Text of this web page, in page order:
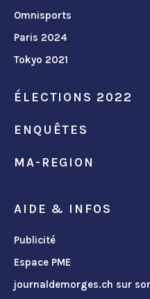
Omnisports
Paris 2024
Tokyo 2021
ÉLECTIONS 2022
ENQUÊTES
MA-REGION
AIDE & INFOS
Publicité
Espace PME
journaldemorges.ch sur